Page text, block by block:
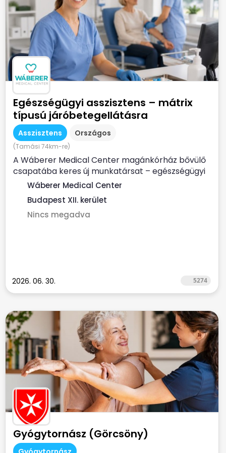
Egészségügyi asszisztens – mátrix
típusú járóbetegellátásra
Asszisztens Országos
(Tamási 74km-re)
A Wáberer Medical Center magánkórház bővülő
csapatába keres új munkatársat – egészségügyi
asszisztensi...
Wáberer Medical Center
Budapest XII. kerület
Nincs megadva
2026. 06. 30. 5274
Gyógytornász (Görcsöny)